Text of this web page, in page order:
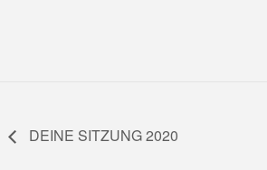
DEINE SITZUNG 2020